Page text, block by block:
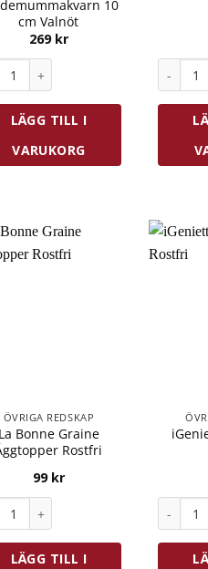
10
cm Valnöt
269 kr
LÄGG TILL I
VARUKORG
ÖVRIGA REDSKAP
La Bonne Graine
Rostfri
99 kr
LÄGG TILL I